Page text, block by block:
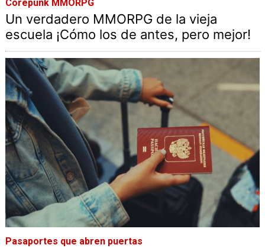
Corepunk MMORPG
Un verdadero MMORPG de la vieja
escuela ¡Cómo los de antes, pero mejor!
Pasaportes que abren puertas